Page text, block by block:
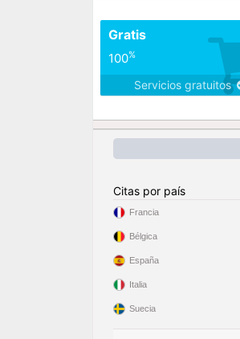
Gratis
100%
Servicios gratuitos
Citas por país
Francia
Bélgica
España
Italia
Suecia